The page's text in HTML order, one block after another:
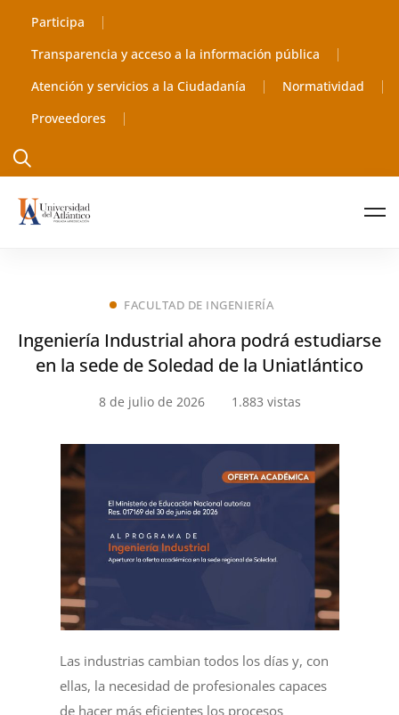
Participa
Transparencia y acceso a la información pública
Atención y servicios a la Ciudadanía
Normatividad
Proveedores
FACULTAD DE INGENIERÍA
Ingeniería Industrial ahora podrá estudiarse
en la sede de Soledad de la Uniatlántico
8 de julio de 2026 1.883 vistas
Las industrias cambian todos los días y, con
ellas, la necesidad de profesionales capaces
de hacer más eficientes los procesos